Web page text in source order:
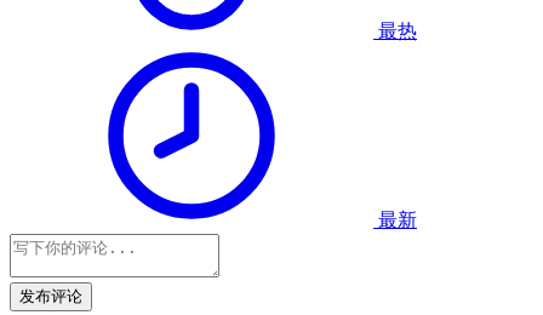
最热
最新
发布评论